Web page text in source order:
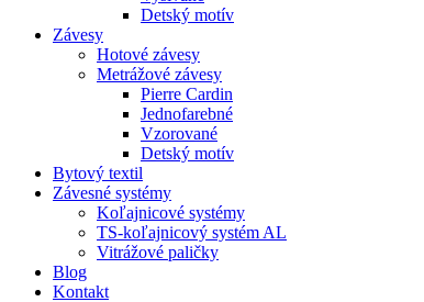
Detský motív
Závesy
Hotové závesy
Metrážové závesy
Pierre Cardin
Jednofarebné
Vzorované
Detský motív
Bytový textil
Závesné systémy
Koľajnicové systémy
TS-koľajnicový systém AL
Vitrážové paličky
Blog
Kontakt